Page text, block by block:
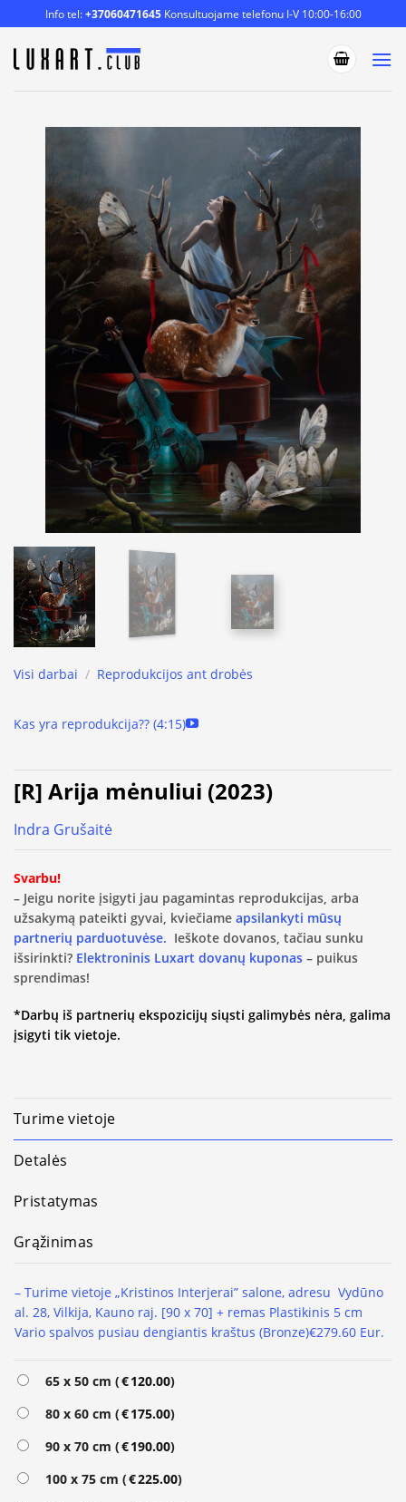
to
content
Info tel:+37060471645Konsultuojame telefonu I-V 10:00-16:00
Visi darbai / Reprodukcijos ant drobės
Kas yra reprodukcija?? (4:15)
[R] Arija mėnuliui (2023)
Indra Grušaitė
Svarbu!
– Jeigu norite įsigyti jau pagamintas reprodukcijas, arba
užsakymą pateikti gyvai, kviečiame apsilankyti mūsų
partnerių parduotuvėse. Ieškote dovanos, tačiau sunku
išsirinkti? Elektroninis Luxart dovanų kuponas – puikus
sprendimas!
*Darbų iš partnerių ekspozicijų siųsti galimybės nėra, galima
įsigyti tik vietoje.
Turime vietoje
Detalės
Pristatymas
Grąžinimas
– Turime vietoje „Kristinos Interjerai” salone, adresu Vydūno
al. 28, Vilkija, Kauno raj. [90 x 70] + remas Plastikinis 5 cm
Vario spalvos pusiau dengiantis kraštus (Bronze)€279.60 Eur.
65 x 50 cm (€120.00)
80 x 60 cm (€175.00)
90 x 70 cm (€190.00)
100 x 75 cm (€225.00)
Alternative: